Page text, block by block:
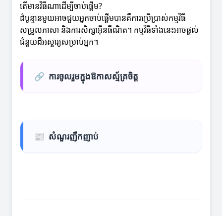
តើមានវិធីណាដើម្បីចាប់ផ្តើម?
ដំបូន្មានមួយអាចជួយអ្នកចាប់ផ្តើមបានគឺការប្រើប្រាស់កម្មវិធី
សម្រួលភាសា និងការសិក្សាអ៊ីនធឺណិត។ កម្មវិធីទាំងនេះអាចផ្តល់
ជំនួយដ៏អស្ចារ្យសម្រាប់អ្នក។
🔗 ការចូលរួមក្នុងឱកាសស្ម័គ្រចិត្ត
📰 សំណួរញឹកញាប់